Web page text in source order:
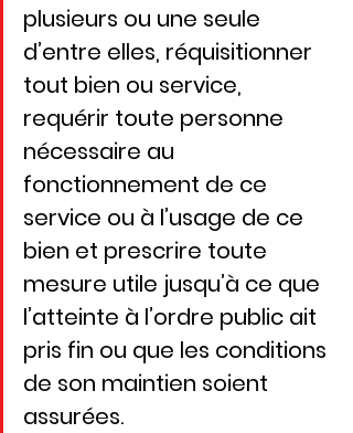
plusieurs ou une seule
d’entre elles, réquisitionner
tout bien ou service,
requérir toute personne
nécessaire au
fonctionnement de ce
service ou à l’usage de ce
bien et prescrire toute
mesure utile jusqu’à ce que
l’atteinte à l’ordre public ait
pris fin ou que les conditions
de son maintien soient
assurées.